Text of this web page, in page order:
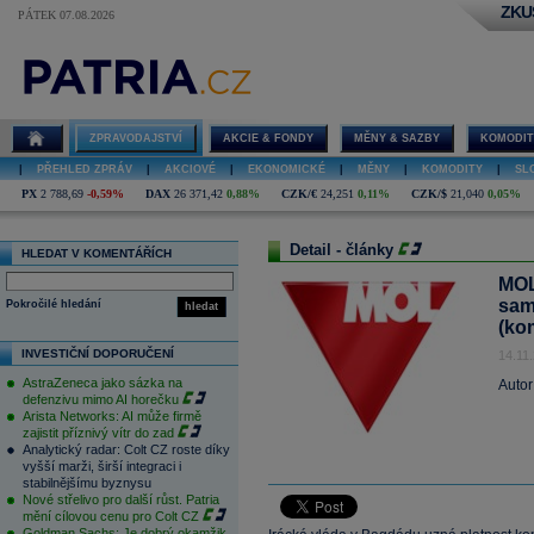
PÁTEK 07.08.2026
ZPRAVODAJSTVÍ AKCIE & FONDY MĚNY & SAZBY
PŘEHLED ZPRÁV AKCIOVÉ EKONOMICKÉ MĚNY KOMODITY
PX 2 788,69 -0,59% DAX 26 371,42 0,88% CZK/€ 24,251 0,11% CZK/$ 21,040 0,05%
HLEDAT V KOMENTÁŘÍCH
hledat
Pokročilé hledání
INVESTIČNÍ DOPORUČENÍ
AstraZeneca jako sázka na
defenzivu mimo AI horečku
Arista Networks: AI může firmě
zajistit příznivý vítr do zad
Analytický radar: Colt CZ roste díky
vyšší marži, širší integraci i
stabilnějšímu byznysu
Nové střelivo pro další růst. Patria
mění cílovou cenu pro Colt CZ
Detail - články